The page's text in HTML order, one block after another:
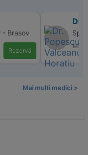
- Brasov
Rezervă
Dr.
📅
Mai multi medici >